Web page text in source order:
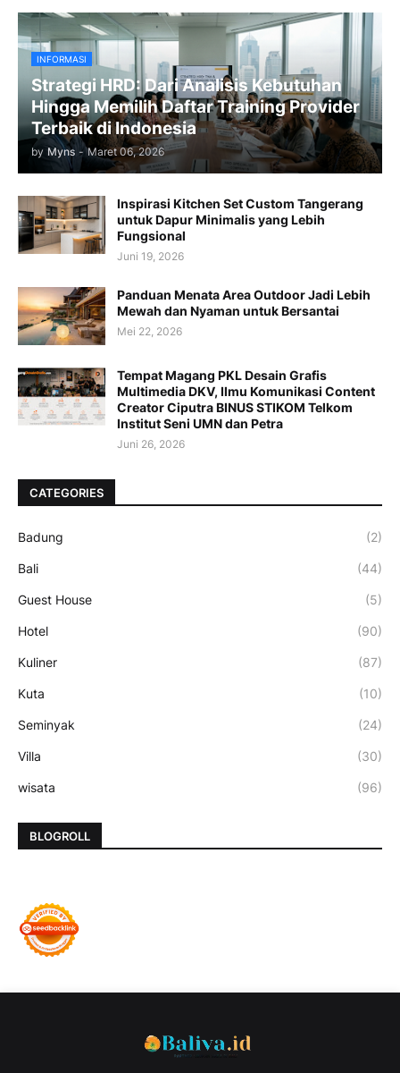
INFORMASI
Strategi HRD: Dari Analisis Kebutuhan
Hingga Memilih Daftar Training Provider
Terbaik di Indonesia
by Myns - Maret 06, 2026
Inspirasi Kitchen Set Custom Tangerang
untuk Dapur Minimalis yang Lebih
Fungsional
Juni 19, 2026
Panduan Menata Area Outdoor Jadi Lebih
Mewah dan Nyaman untuk Bersantai
Mei 22, 2026
Tempat Magang PKL Desain Grafis
Multimedia DKV, Ilmu Komunikasi Content
Creator Ciputra BINUS STIKOM Telkom
Institut Seni UMN dan Petra
Juni 26, 2026
CATEGORIES
Badung (2)
Bali (44)
Guest House (5)
Hotel (90)
Kuliner (87)
Kuta (10)
Seminyak (24)
Villa (30)
wisata (96)
BLOGROLL